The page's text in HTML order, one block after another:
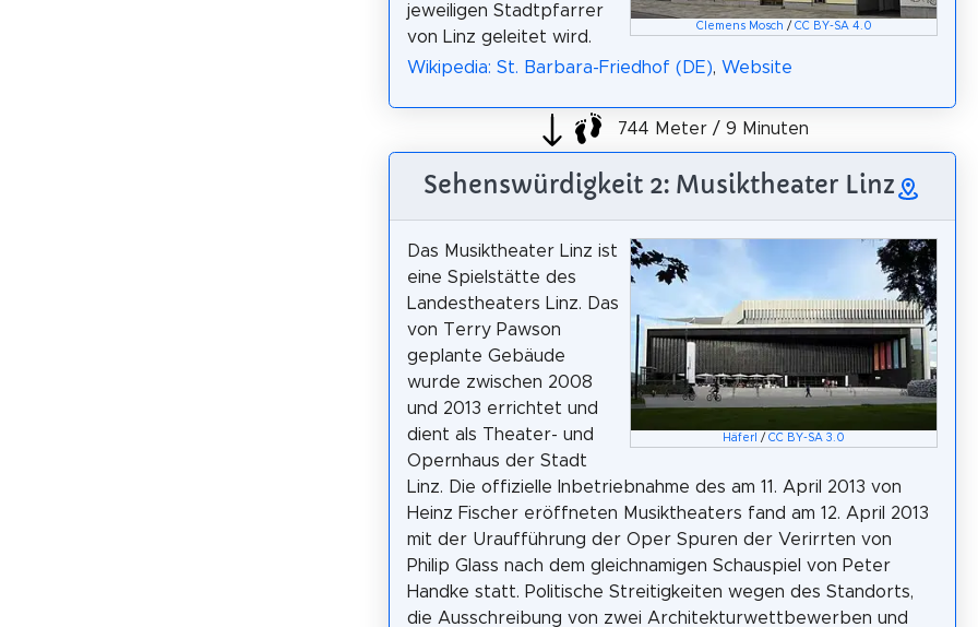
Clemens Mosch / CC BY-SA 4.0
jeweiligen Stadtpfarrer
von Linz geleitet wird.
Wikipedia: St. Barbara-Friedhof (DE), Website
744 Meter / 9 Minuten
Sehenswürdigkeit 2: Musiktheater Linz
Häferl /CC BY-SA 3.0
Das Musiktheater Linz ist
eine Spielstätte des
Landestheaters Linz. Das
von Terry Pawson
geplante Gebäude
wurde zwischen 2008
und 2013 errichtet und
dient als Theater- und
Opernhaus der Stadt
Linz. Die offizielle Inbetriebnahme des am 11. April 2013 von
Heinz Fischer eröffneten Musiktheaters fand am 12. April 2013
mit der Uraufführung der Oper Spuren der Verirrten von
Philip Glass nach dem gleichnamigen Schauspiel von Peter
Handke statt. Politische Streitigkeiten wegen des Standorts,
die Ausschreibung von zwei Architekturwettbewerben und